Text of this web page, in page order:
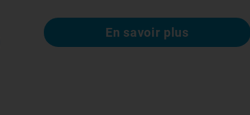
En savoir plus